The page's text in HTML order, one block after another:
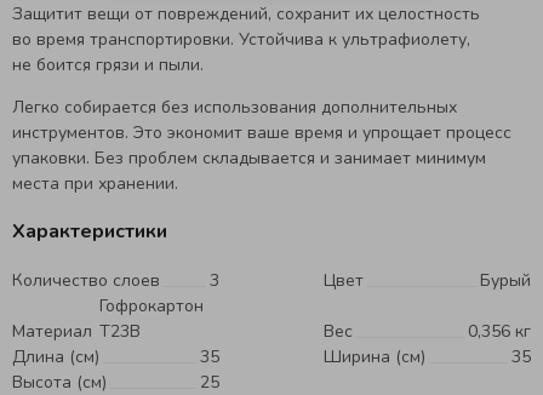
Защитит вещи от повреждений, сохранит их целостность
во время транспортировки. Устойчива к ультрафиолету,
не боится грязи и пыли.
Легко собирается без использования дополнительных
инструментов. Это экономит ваше время и упрощает процесс
упаковки. Без проблем складывается и занимает минимум
места при хранении.
Характеристики
Количество слоев 3 Цвет Бурый
Материал
Гофрокартон
Т23B
Вес
0,356 кг
Длина (см)
35 Ширина (см)
35
Высота (см)
25